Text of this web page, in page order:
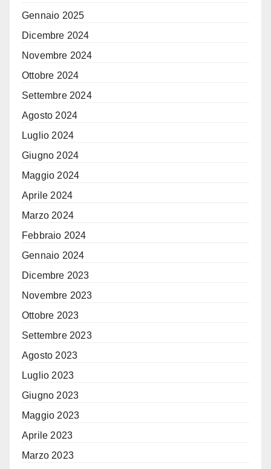
Gennaio 2025
Dicembre 2024
Novembre 2024
Ottobre 2024
Settembre 2024
Agosto 2024
Luglio 2024
Giugno 2024
Maggio 2024
Aprile 2024
Marzo 2024
Febbraio 2024
Gennaio 2024
Dicembre 2023
Novembre 2023
Ottobre 2023
Settembre 2023
Agosto 2023
Luglio 2023
Giugno 2023
Maggio 2023
Aprile 2023
Marzo 2023